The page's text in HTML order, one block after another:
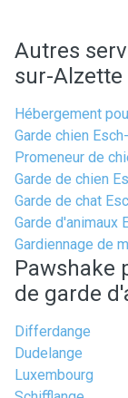
Autres
sur-Alzette
Hébergement
Garde chien
Promeneur de
Garde de chien
Garde de chat
Garde d'animaux
Gardiennage de
Pawshake
de garde
Differdange
Dudelange
Luxembourg